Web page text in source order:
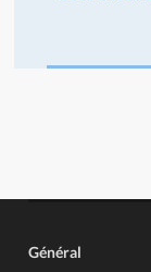
Général